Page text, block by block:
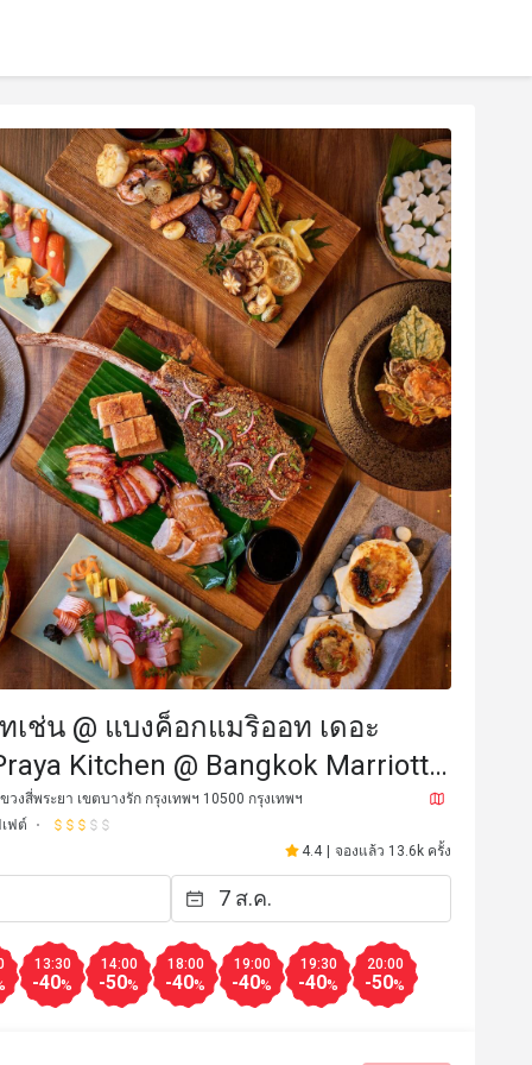
fantastic great … very fresh ….
with the great dining
extraordinary satisfactory
Khun Lek . I will surely be
A
a*************u
Amazing spread and
amazing service. The
recommend!
บริการดี
เช่น @ แบงค็อกแมริออท เดอะ
Kitchen @ Bangkok Marriott
Surawongse)
งสี่พระยา เขตบางรัก กรุงเทพฯ 10500 กรุงเทพฯ
ฟต์
4.4 จองแล้ว 13.6k ครั้ง
13:30
-40%
14:00
-50%
18:00
-40%
19:00
-40%
19:30
-40%
20:00
-50%